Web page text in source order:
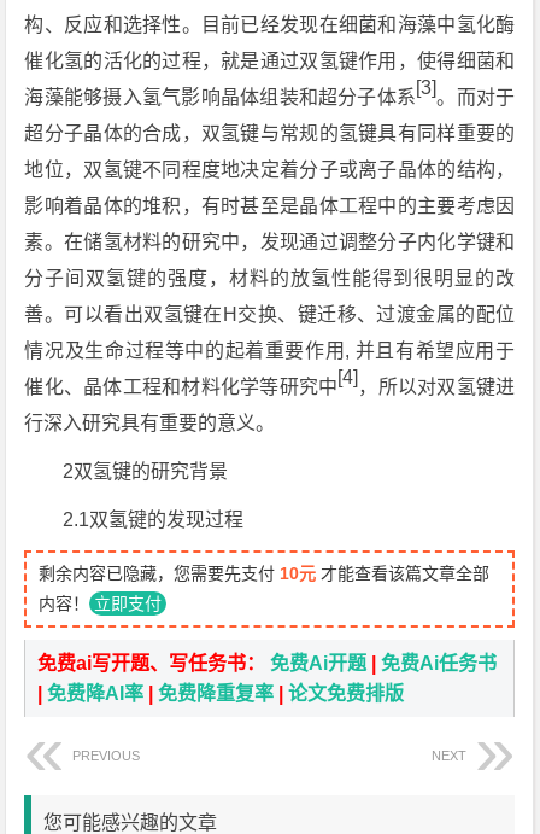
构、反应和选择性。目前已经发现在细菌和海藻中氢化酶
催化氢的活化的过程，就是通过双氢键作用，使得细菌和
海藻能够摄入氢气影响晶体组装和超分子体系[3]。而对于
超分子晶体的合成，双氢键与常规的氢键具有同样重要的
地位，双氢键不同程度地决定着分子或离子晶体的结构，
影响着晶体的堆积，有时甚至是晶体工程中的主要考虑因
素。在储氢材料的研究中，发现通过调整分子内化学键和
分子间双氢键的强度，材料的放氢性能得到很明显的改
善。可以看出双氢键在H交换、键迁移、过渡金属的配位
情况及生命过程等中的起着重要作用, 并且有希望应用于
催化、晶体工程和材料化学等研究中[4] ，所以对双氢键进
行深入研究具有重要的意义。
2双氢键的研究背景
2.1双氢键的发现过程
剩余内容已隐藏，您需要先支付 10元 才能查看该篇文章全部
内容！ 立即支付
免费ai写开题、写任务书：免费Ai开题 |免费Ai任务书
|免费降AI率 |免费降重复率 |论文免费排版
PREVIOUS NEXT
您可能感兴趣的文章